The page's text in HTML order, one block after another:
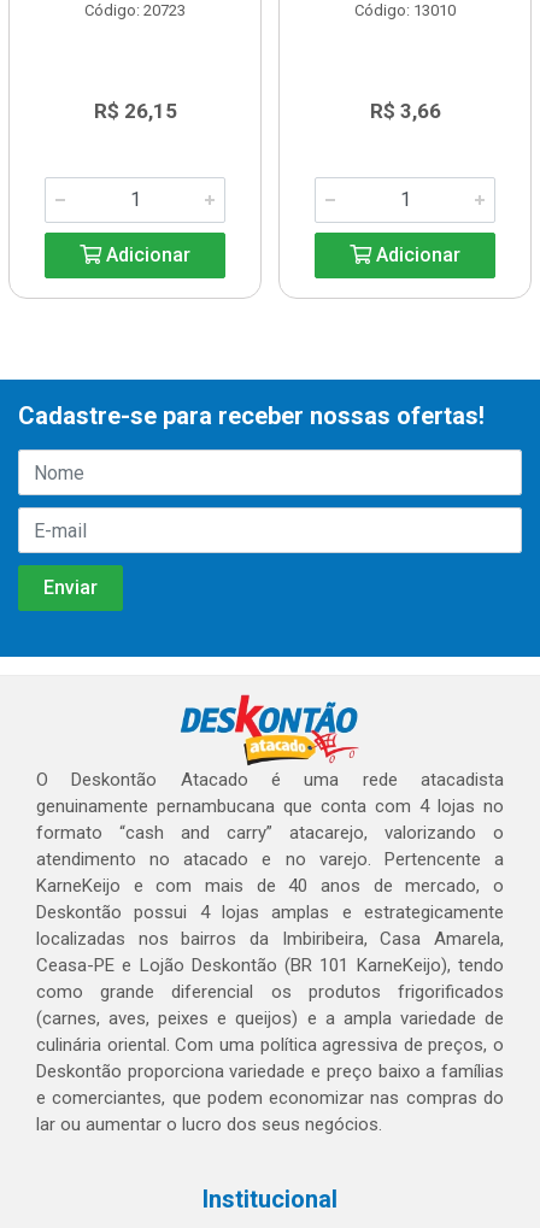
Código: 20723
R$ 26,15
Adicionar
Código: 13010
R$ 3,66
Adicionar
Cadastre-se para receber nossas ofertas!
O Deskontão Atacado é uma rede atacadista
genuinamente pernambucana que conta com 4 lojas no
formato “cash and carry” atacarejo, valorizando o
atendimento no atacado e no varejo. Pertencente a
KarneKeijo e com mais de 40 anos de mercado, o
Deskontão possui 4 lojas amplas e estrategicamente
localizadas nos bairros da Imbiribeira, Casa Amarela,
Ceasa-PE e Lojão Deskontão (BR 101 KarneKeijo), tendo
como grande diferencial os produtos frigorificados
(carnes, aves, peixes e queijos) e a ampla variedade de
culinária oriental. Com uma política agressiva de preços, o
Deskontão proporciona variedade e preço baixo a famílias
e comerciantes, que podem economizar nas compras do
lar ou aumentar o lucro dos seus negócios.
Institucional